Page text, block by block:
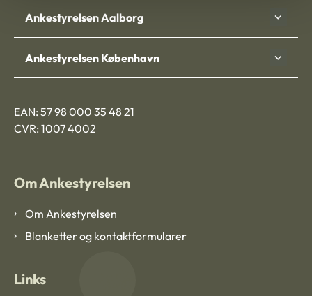
Ankestyrelsen Aalborg
Ankestyrelsen København
EAN: 57 98 000 35 48 21
CVR: 1007 4002
Om Ankestyrelsen
Om Ankestyrelsen
Blanketter og kontaktformularer
Links